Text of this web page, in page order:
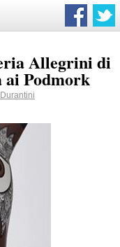
Allegrini di
ai Podmork